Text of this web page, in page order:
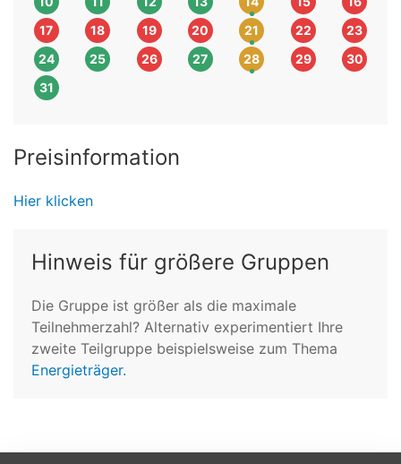
17
18 19 20 21 22
23
24
25 26 27 28 29
30
31
Preisinformation
Hier klicken
Hinweis für größere Gruppen
Die Gruppe ist größer als die maximale
Teilnehmerzahl? Alternativ experimentiert Ihre
zweite Teilgruppe beispielsweise zum Thema
Energieträger.